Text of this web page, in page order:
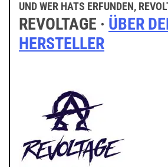
UND WER HATS ERFUNDEN,
REVOLTAGE · ÜBER
HERSTELLER